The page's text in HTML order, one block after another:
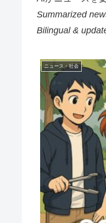
Summarized
Bilingual &
ニュース・社会